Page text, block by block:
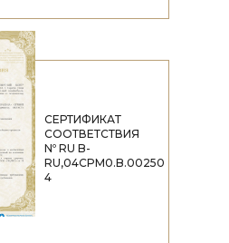
СЕРТИФИКАТ
СООТВЕТСТВИЯ
Nº RU B-
RU,04CPM0.B.00250
4